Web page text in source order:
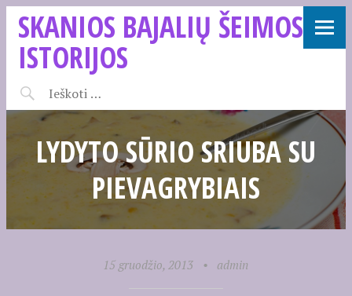
SKANIOS BAJALIŲ ŠEIMOS
ISTORIJOS
LYDYTO SŪRIO SRIUBA SU
PIEVAGRYBIAIS
15 gruodžio, 2013 • admin